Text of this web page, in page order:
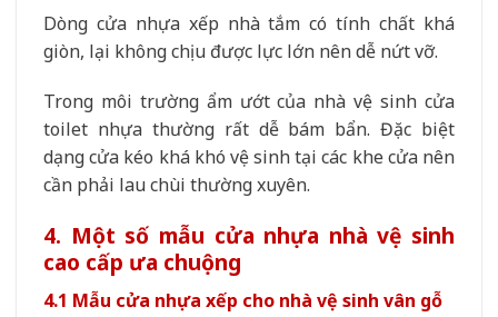
Dòng cửa nhựa xếp nhà tắm có tính chất khá
giòn, lại không chịu được lực lớn nên dễ nứt vỡ.
Trong môi trường ẩm ướt của nhà vệ sinh cửa
toilet nhựa thường rất dễ bám bẩn. Đặc biệt
dạng cửa kéo khá khó vệ sinh tại các khe cửa nên
cần phải lau chùi thường xuyên.
4. Một số mẫu cửa nhựa nhà vệ sinh
cao cấp ưa chuộng
4.1 Mẫu cửa nhựa xếp cho nhà vệ sinh vân gỗ